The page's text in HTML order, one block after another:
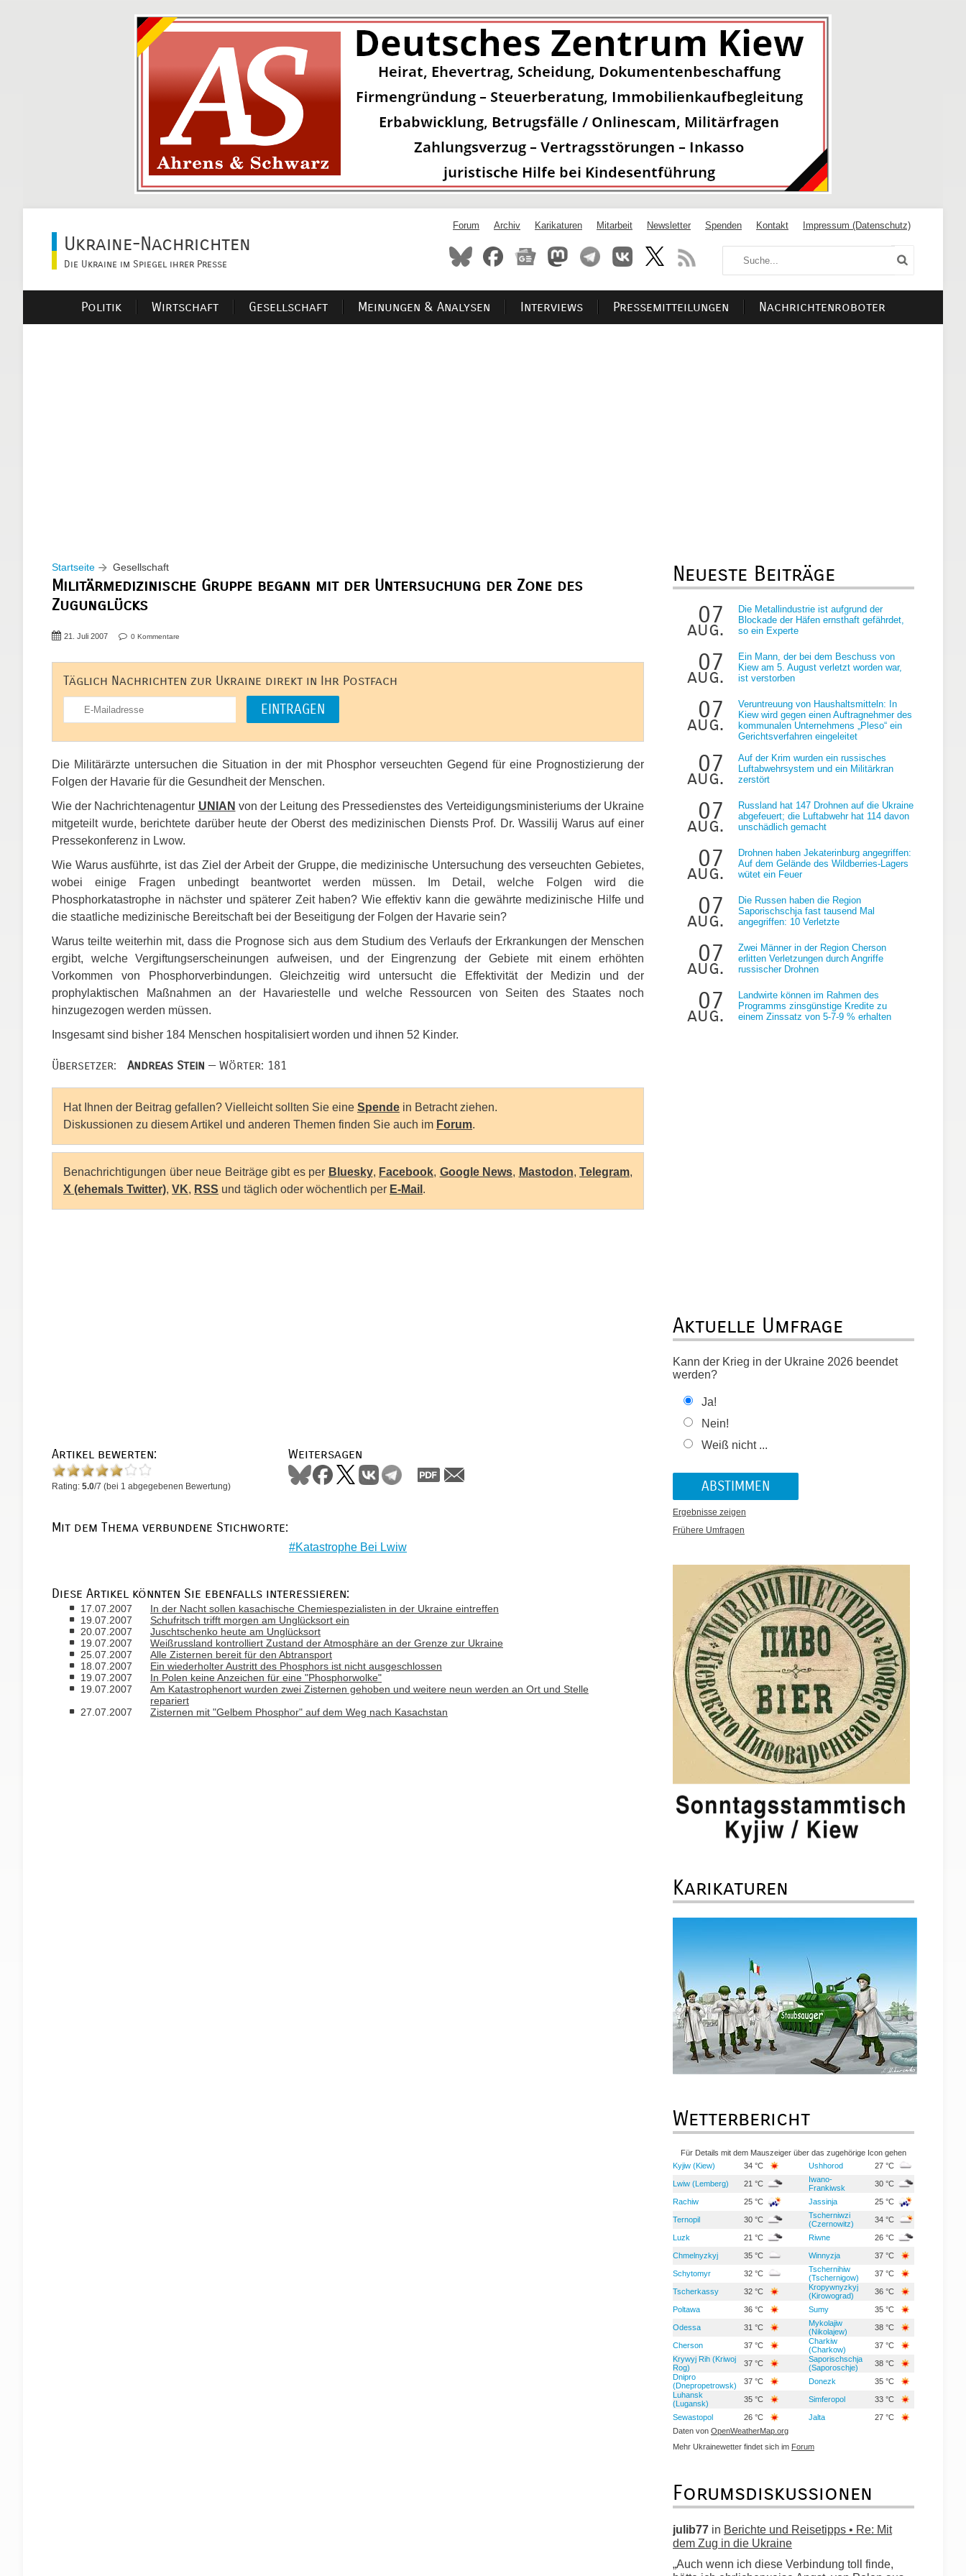
Ukraine-Nachrichten
Die Ukraine im Spiegel ihrer Presse
Forum Archiv Karikaturen Mitarbeit Newsletter Spenden Kontakt Impressum (Datenschutz)
Politik Wirtschaft Gesellschaft Meinungen & Analysen Interviews Pressemitteilungen Nachrichtenroboter
Startseite Gesellschaft
Militärmedizinische Gruppe begann mit der Untersuchung der Zone des
Zugunglücks
21. Juli 2007 0 Kommentare
Täglich Nachrichten zur Ukraine direkt in Ihr Postfach
Die Militärärzte untersuchen die Situation in der mit Phosphor verseuchten Gegend für eine Prognostizierung der
Folgen der Havarie für die Gesundheit der Menschen.
Wie der Nachrichtenagentur UNIAN von der Leitung des Pressedienstes des Verteidigungsministeriums der Ukraine
mitgeteilt wurde, berichtete darüber heute der Oberst des medizinischen Diensts Prof. Dr. Wassilij Warus auf einer
Pressekonferenz in Lwow.
Wie Warus ausführte, ist das Ziel der Arbeit der Gruppe, die medizinische Untersuchung des verseuchten Gebietes,
wobei einige Fragen unbedingt beantwortet werden müssen. Im Detail, welche Folgen wird die
Phosphorkatastrophe in nächster und späterer Zeit haben? Wie effektiv kann die gewährte medizinische Hilfe und
die staatliche medizinische Bereitschaft bei der Beseitigung der Folgen der Havarie sein?
Warus teilte weiterhin mit, dass die Prognose sich aus dem Studium des Verlaufs der Erkrankungen der Menschen
ergibt, welche Vergiftungserscheinungen aufweisen, und der Eingrenzung der Gebiete mit einem erhöhten
Vorkommen von Phosphorverbindungen. Gleichzeitig wird untersucht die Effektivität der Medizin und der
prophylaktischen Maßnahmen an der Havariestelle und welche Ressourcen von Seiten des Staates noch
hinzugezogen werden müssen.
Insgesamt sind bisher 184 Menschen hospitalisiert worden und ihnen 52 Kinder.
Übersetzer: Andreas Stein — Wörter: 181
Hat Ihnen der Beitrag gefallen? Vielleicht sollten Sie eine Spende in Betracht ziehen.
Diskussionen zu diesem Artikel und anderen Themen finden Sie auch im Forum.
Benachrichtigungen über neue Beiträge gibt es per Bluesky, Facebook, Google News, Mastodon, Telegram,
X (ehemals Twitter), VK, RSS und täglich oder wöchentlich per E-Mail .
Artikel bewerten:
Rating: 5.0/7 (bei 1 abgegebenen Bewertung)
Weitersagen
Mit dem Thema verbundene Stichworte:
Katastrophe Bei Lwiw
Diese Artikel könnten Sie ebenfalls interessieren:
17.07.2007
In der Nacht sollen kasachische Chemiespezialisten in der Ukraine eintreffen
19.07.2007
Schufritsch trifft morgen am Unglücksort ein
20.07.2007
Juschtschenko heute am Unglücksort
19.07.2007
Weißrussland kontrolliert Zustand der Atmosphäre an der Grenze zur Ukraine
25.07.2007
Alle Zisternen bereit für den Abtransport
18.07.2007
Ein wiederholter Austritt des Phosphors ist nicht ausgeschlossen
19.07.2007
In Polen keine Anzeichen für eine "Phosphorwolke"
19.07.2007
Am Katastrophenort wurden zwei Zisternen gehoben und weitere neun werden an Ort und Stelle
repariert
27.07.2007
Zisternen mit "Gelbem Phosphor" auf dem Weg nach Kasachstan
Neueste Beiträge
07
aug.
Die Metallindustrie ist aufgrund der
Blockade der Häfen ernsthaft gefährdet,
so ein Experte
07
aug.
Ein Mann, der bei dem Beschuss von
Kiew am 5. August verletzt worden war,
ist verstorben
07
aug.
Veruntreuung von Haushaltsmitteln: In
Kiew wird gegen einen Auftragnehmer des
kommunalen Unternehmens „Pleso“ ein
Gerichtsverfahren eingeleitet
07
aug.
Auf der Krim wurden ein russisches
Luftabwehrsystem und ein Militärkran
zerstört
07
aug.
Russland hat 147 Drohnen auf die Ukraine
abgefeuert; die Luftabwehr hat 114 davon
unschädlich gemacht
07
aug.
Drohnen haben Jekaterinburg angegriffen:
Auf dem Gelände des Wildberries-Lagers
wütet ein Feuer
07
aug.
Die Russen haben die Region
Saporischschja fast tausend Mal
angegriffen: 10 Verletzte
07
aug.
Zwei Männer in der Region Cherson
erlitten Verletzungen durch Angriffe
russischer Drohnen
07
aug.
Landwirte können im Rahmen des
Programms zinsgünstige Kredite zu
einem Zinssatz von 5-7-9 % erhalten
Aktuelle Umfrage
Kann der Krieg in der Ukraine 2026 beendet
werden?
Ja!
Nein!
Weiß nicht ...
Ergebnisse zeigen
Frühere Umfragen
Karikaturen
Wetterbericht
Für Details mit dem Mauszeiger über das zugehörige Icon gehen
Kyjiw (Kiew)
34 °C Ushhorod 27 °C
Lwiw (Lemberg) 21 °C
Iwano-
Frankiwsk
30 °C
Rachiw 25 °C Jassinja 25 °C
Ternopil 30 °C
Tscherniwzi
(Czernowitz)
34 °C
Luzk 21 °C Riwne 26 °C
Chmelnyzkyj 35 °C Winnyzja 37 °C
Schytomyr 32 °C
Tschernihiw
(Tschernigow)
37 °C
Tscherkassy 32 °C
Kropywnyzkyj
(Kirowograd)
36 °C
Poltawa 36 °C Sumy 35 °C
Odessa 31 °C
Mykolajiw
(Nikolajew)
38 °C
Cherson 37 °C
Charkiw
(Charkow)
37 °C
Krywyj Rih (Kriwoj
Rog)
37 °C
Saporischschja
(Saporoschje)
38 °C
Dnipro
(Dnepropetrowsk)
37 °C Donezk
35 °C
Luhansk
(Lugansk)
35 °C Simferopol 33 °C
Sewastopol 26 °C Jalta
27 °C
Daten von OpenWeatherMap.org
Mehr Ukrainewetter findet sich im Forum
Forumsdiskussionen
julib77 in Berichte und Reisetipps • Re: Mit
dem Zug in die Ukraine
„Auch wenn ich diese Verbindung toll finde,